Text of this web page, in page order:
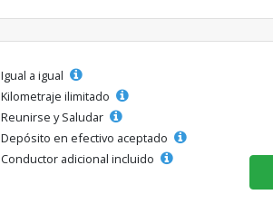
Igual a igual
Kilometraje ilimitado
Reunirse y Saludar
Depósito en efectivo aceptado
Conductor adicional incluido